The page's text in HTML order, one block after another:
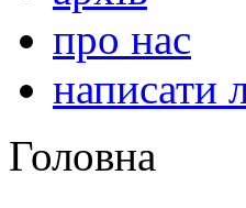
про нас
написати
Головна